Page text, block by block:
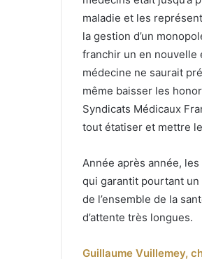
maladie et les
la gestion d’un
franchir un en nouvelle
médecine ne saurait
même baisser les
Syndicats Médicaux
tout étatiser et mettre
Année après année,
qui garantit pourtant
de l’ensemble de la
d’attente très longues.
Guillaume Vuillemey,